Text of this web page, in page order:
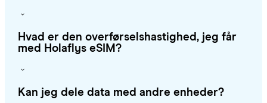
Hvad er den overførselshastighed, jeg får
med Holaflys eSIM?
Kan jeg dele data med andre enheder?